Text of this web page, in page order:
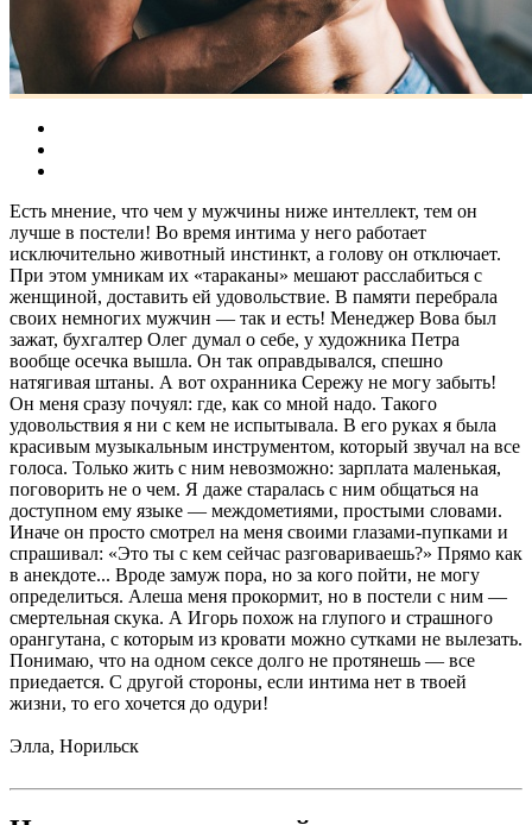
Есть мнение, что чем у мужчины ниже интеллект, тем он
лучше в постели! Во время интима у него работает
исключительно животный инстинкт, а голову он отключает.
При этом умникам их «тараканы» мешают расслабиться с
женщиной, доставить ей удовольствие. В памяти перебрала
своих немногих мужчин — так и есть! Менеджер Вова был
зажат, бухгалтер Олег думал о себе, у художника Петра
вообще осечка вышла. Он так оправдывался, спешно
натягивая штаны. А вот охранника Сережу не могу забыть!
Он меня сразу почуял: где, как со мной надо. Такого
удовольствия я ни с кем не испытывала. В его руках я была
красивым музыкальным инструментом, который звучал на все
голоса. Только жить с ним невозможно: зарплата маленькая,
поговорить не о чем. Я даже старалась с ним общаться на
доступном ему языке — междометиями, простыми словами.
Иначе он просто смотрел на меня своими глазами-пупками и
спрашивал: «Это ты с кем сейчас разговариваешь?» Прямо как
в анекдоте... Вроде замуж пора, но за кого пойти, не могу
определиться. Алеша меня прокормит, но в постели с ним —
смертельная скука. А Игорь похож на глупого и страшного
орангутана, с которым из кровати можно сутками не вылезать.
Понимаю, что на одном сексе долго не протянешь — все
приедается. С другой стороны, если интима нет в твоей
жизни, то его хочется до одури!
Элла, Норильск